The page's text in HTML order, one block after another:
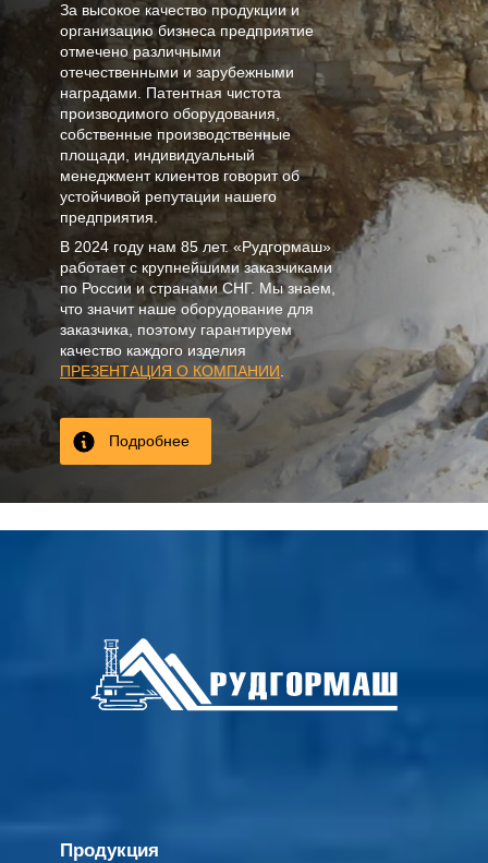
За высокое качество продукции и
организацию бизнеса предприятие
отмечено различными
отечественными и зарубежными
наградами. Патентная чистота
производимого оборудования,
собственные производственные
площади, индивидуальный
менеджмент клиентов говорит об
устойчивой репутации нашего
предприятия.
В 2024 году нам 85 лет. «Рудгормаш»
работает с крупнейшими заказчиками
по России и странами СНГ. Мы знаем,
что значит наше оборудование для
заказчика, поэтому гарантируем
качество каждого изделия
ПРЕЗЕНТАЦИЯ О КОМПАНИИ
Подробнее
Продукция